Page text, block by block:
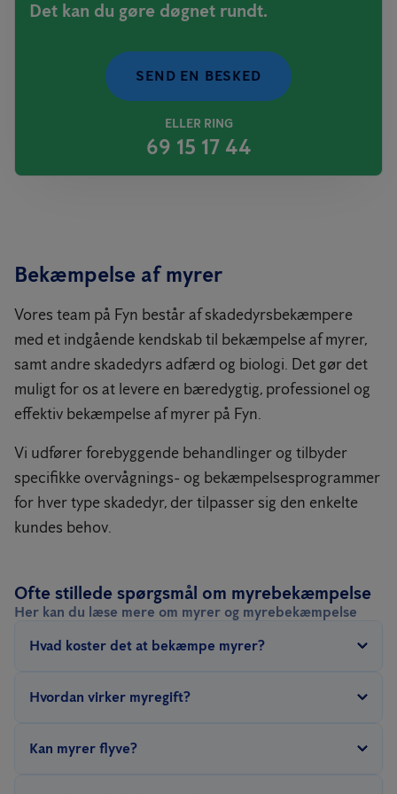
Det kan du gøre døgnet rundt.
SEND EN BESKED
ELLER RING
69 15 17 44
Bekæmpelse af myrer
Vores team på Fyn består af skadedyrsbekæmpere
med et indgående kendskab til bekæmpelse af myrer,
samt andre skadedyrs adfærd og biologi. Det gør det
muligt for os at levere en bæredygtig, professionel og
effektiv bekæmpelse af myrer på Fyn.
Vi udfører forebyggende behandlinger og tilbyder
specifikke overvågnings- og bekæmpelsesprogrammer
for hver type skadedyr, der tilpasser sig den enkelte
kundes behov.
Ofte stillede spørgsmål om myrebekæmpelse
Her kan du læse mere om myrer og myrebekæmpelse
Hvad koster det at bekæmpe myrer?
Bor du i et hus og har brug for at en engangsbehandling mod
bekæmpelse af sorte havemyrer.
Hvordan virker myregift?
gå nogle dage, før du kan se den fulde effekt af behandlingen
Kan myrer flyve?